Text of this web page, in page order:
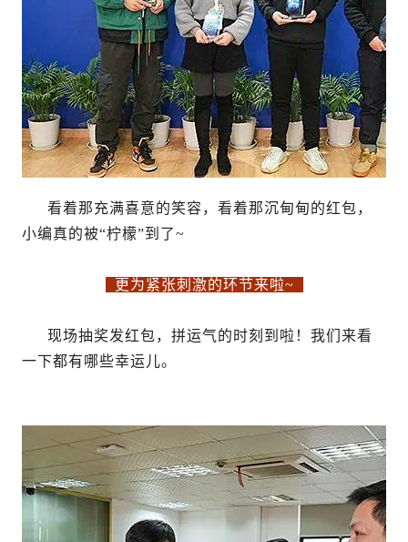
看着那充满喜意的笑容，看着那沉甸甸的红包，
小编真的被“柠檬”到了~
更为紧张刺激的环节来啦~
现场抽奖发红包，拼运气的时刻到啦！我们来看
一下都有哪些幸运儿。